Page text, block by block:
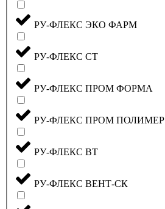
РУ-ФЛЕКС ЭКО ФАРМ
РУ-ФЛЕКС СТ
РУ-ФЛЕКС ПРОМ ФОРМА
РУ-ФЛЕКС ПРОМ ПОЛИМЕР
РУ-ФЛЕКС ВТ
РУ-ФЛЕКС ВЕНТ-СК